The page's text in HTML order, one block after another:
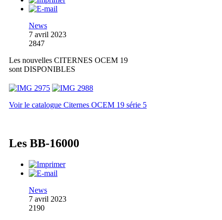
News
7 avril 2023
2847
Les nouvelles CITERNES OCEM 19
sont DISPONIBLES
Voir le catalogue Citernes OCEM 19 série 5
Les BB-16000
News
7 avril 2023
2190